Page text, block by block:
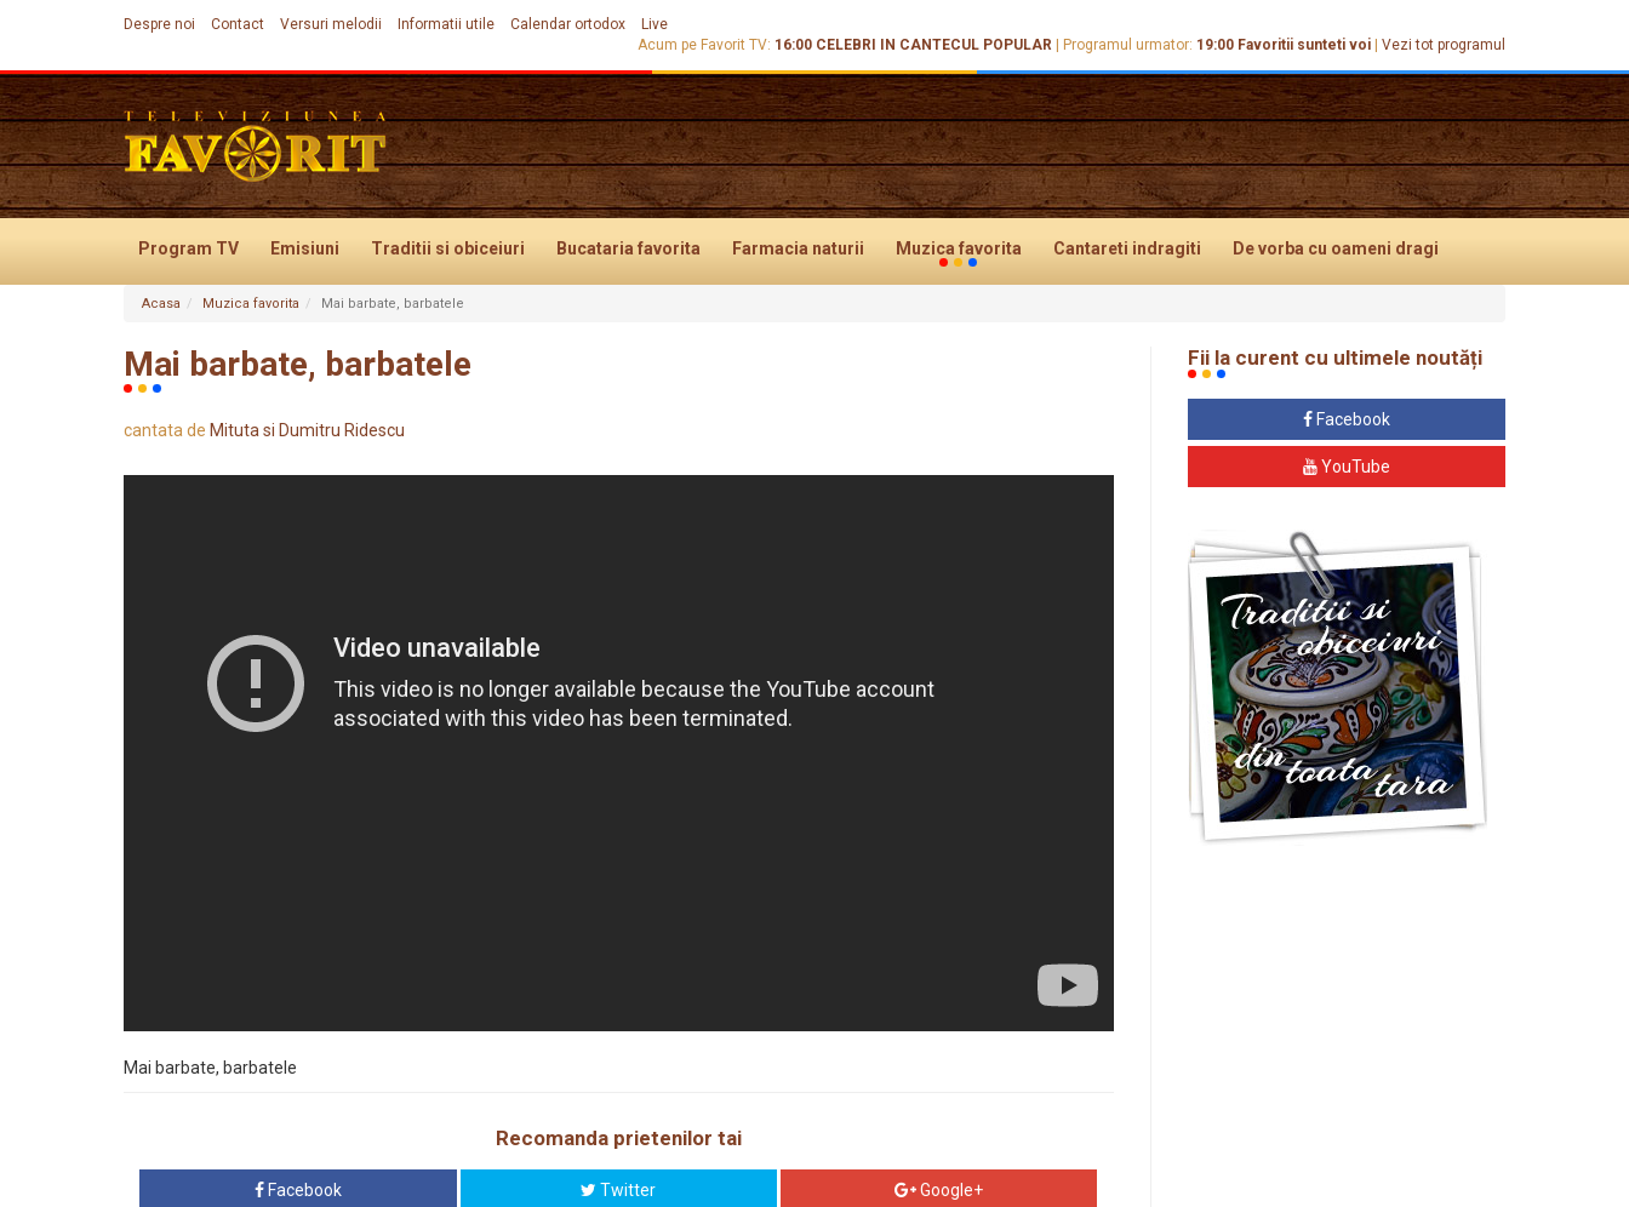
Despre noi Contact Versuri melodii Informatii utile Calendar ortodox
Live
Acum pe Favorit TV: 16:00 CELEBRI IN CANTECUL POPULAR Programul urmator: 19:00 Favoritii sunteti voi Vezi tot programul
Program TV Emisiuni Traditii si obiceiuri Bucataria favorita Farmacia naturii Muzica favorita Cantareti indragiti De vorba cu oameni dragi
Evenimente
Acasa Muzica favorita Mai barbate, barbatele
Mai barbate, barbatele
cantata de Mituta si Dumitru Ridescu
Mai barbate, barbatele
Recomanda prietenilor tai
Facebook Twitter Google+
Fii la curent cu ultimele noutăți
Facebook
YouTube